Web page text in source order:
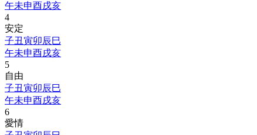
午未申酉戌亥
4
安定
子丑寅卯辰巳
午未申酉戌亥
5
自由
子丑寅卯辰巳
午未申酉戌亥
6
愛情